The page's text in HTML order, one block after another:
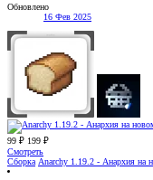
Обновлено
16 Фев 2025
99 ₽ 199 ₽
Смотреть
Сборка Anarchy 1.19.2 - Анархия на